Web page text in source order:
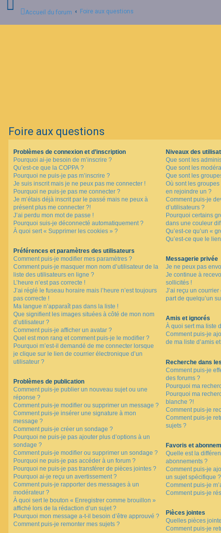
I
Accueil du forum Foire aux questions
Foire aux questions
Problèmes de connexion et d’inscription
Pourquoi ai-je besoin de m’inscrire ?
Qu’est-ce que la COPPA ?
Pourquoi ne puis-je pas m’inscrire ?
Je suis inscrit mais je ne peux pas me connecter !
Pourquoi ne puis-je pas me connecter ?
Je m’étais déjà inscrit par le passé mais ne peux à
présent plus me connecter ?!
J’ai perdu mon mot de passe !
Pourquoi suis-je déconnecté automatiquement ?
À quoi sert « Supprimer les cookies » ?
Préférences et paramètres des utilisateurs
Comment puis-je modifier mes paramètres ?
Comment puis-je masquer mon nom d’utilisateur de la
liste des utilisateurs en ligne ?
L’heure n’est pas correcte !
J’ai réglé le fuseau horaire mais l’heure n’est toujours
pas correcte !
Ma langue n’apparaît pas dans la liste !
Que signifient les images situées à côté de mon nom
d’utilisateur ?
Comment puis-je afficher un avatar ?
Quel est mon rang et comment puis-je le modifier ?
Pourquoi m’est-il demandé de me connecter lorsque
je clique sur le lien de courrier électronique d’un
utilisateur ?
Problèmes de publication
Comment puis-je publier un nouveau sujet ou une
réponse ?
Comment puis-je modifier ou supprimer un message ?
Comment puis-je insérer une signature à mon
message ?
Comment puis-je créer un sondage ?
Pourquoi ne puis-je pas ajouter plus d’options à un
sondage ?
Comment puis-je modifier ou supprimer un sondage ?
Pourquoi ne puis-je pas accéder à un forum ?
Pourquoi ne puis-je pas transférer de pièces jointes ?
Pourquoi ai-je reçu un avertissement ?
Comment puis-je rapporter des messages à un
modérateur ?
À quoi sert le bouton « Enregistrer comme brouillon »
affiché lors de la rédaction d’un sujet ?
Pourquoi mon message a-t-il besoin d’être approuvé ?
Comment puis-je remonter mes sujets ?
Niveaux des
Que sont les
Que sont les
Que sont les
Où sont les
en rejoindre un ?
Comment puis-je
d’utilisateurs ?
Pourquoi certains
dans une couleur
Qu’est-ce qu’un «
Qu’est-ce que le
Messagerie privée
Je ne peux pas
Je continue à
sollicités !
J’ai reçu un
part de quelqu’un
Amis et ignorés
À quoi sert ma liste
Comment puis-je
de ma liste d’amis
Recherche dans
Comment puis-je
des forums ?
Pourquoi ma
Pourquoi ma
blanche ?!
Comment puis-je
Comment puis-je
sujets ?
Favoris et
Quelle est la
abonnements ?
Comment puis-je
un sujet spécifique ?
Comment puis-je
Comment puis-je
Pièces jointes
Quelles pièces
Comment puis-je